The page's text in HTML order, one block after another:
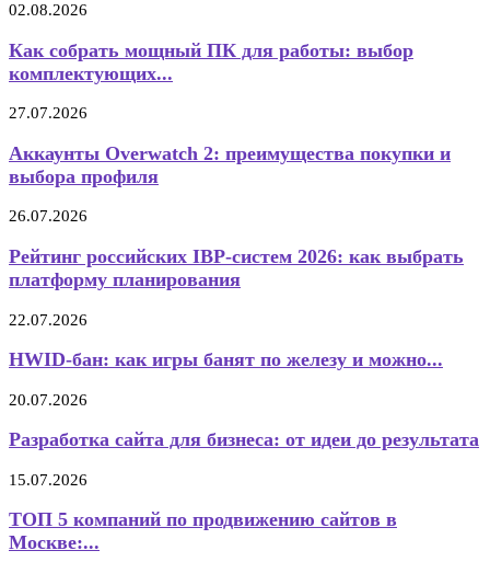
02.08.2026
Как собрать мощный ПК для работы: выбор
комплектующих...
27.07.2026
Аккаунты Overwatch 2: преимущества покупки и
выбора профиля
26.07.2026
Рейтинг российских IBP-систем 2026: как выбрать
платформу планирования
22.07.2026
HWID-бан: как игры банят по железу и можно...
20.07.2026
Разработка сайта для бизнеса: от идеи до результата
15.07.2026
ТОП 5 компаний по продвижению сайтов в
Москве:...